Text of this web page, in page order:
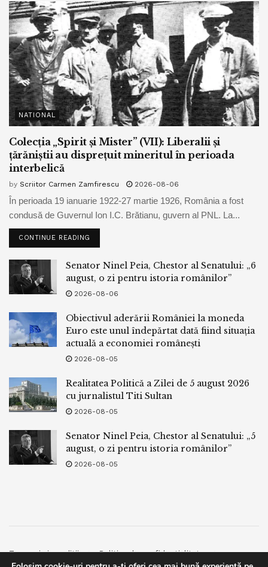
NATIONAL
Colecția „Spirit și Mister” (VII): Liberalii și
țărăniștii au disprețuit mineritul în perioada
interbelică
by Scriitor Carmen Zamfirescu 2026-08-06
În perioada 19 ianuarie 1922-27 martie 1926, România a fost
condusă de Guvernul Ion I.C. Brătianu, guvern al PNL. La...
CONTINUE READING
Senator Ninel Peia, Chestor al Senatului: „6
august, o zi pentru istoria românilor”
2026-08-06
Obiectivul aderării României la moneda
Euro este unul îndepărtat dată fiind situația
actuală a economiei românești
2026-08-05
Realitatea Politică a Zilei de 5 august 2026
cu jurnalistul Titi Sultan
2026-08-05
Senator Ninel Peia, Chestor al Senatului: „5
august, o zi pentru istoria românilor”
2026-08-05
Termeni si conditii
Politica de confidentialitate